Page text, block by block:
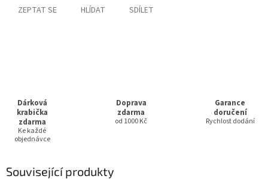
ZEPTAT SE HLÍDAT SDÍLET
Dárková
krabička
zdarma
Ke každé
objednávce
Doprava
zdarma
od 1000 Kč
Garance
doručení
Rychlost dodání
Související produkty